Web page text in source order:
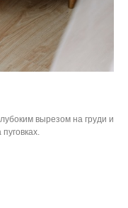
вырезом на груди и